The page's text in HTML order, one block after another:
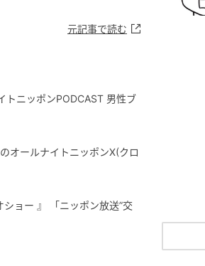
元記事で読む
ニッポンPODCAST 男性ブ
オールナイトニッポンX(クロ
ョー 』 「ニッポン放送”交